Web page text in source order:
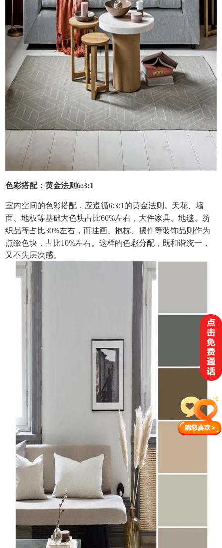
色彩搭配：黄金法则6:3:1
室内空间的色彩搭配，应遵循6:3:1的黄金法则。天花、墙
面、地板等基础大色块占比60%左右，大件家具、地毯、纺
织品等占比30%左右，而挂画、抱枕、摆件等装饰品则作为
点缀色块，占比10%左右。这样的色彩分配，既和谐统一，
又不失层次感。